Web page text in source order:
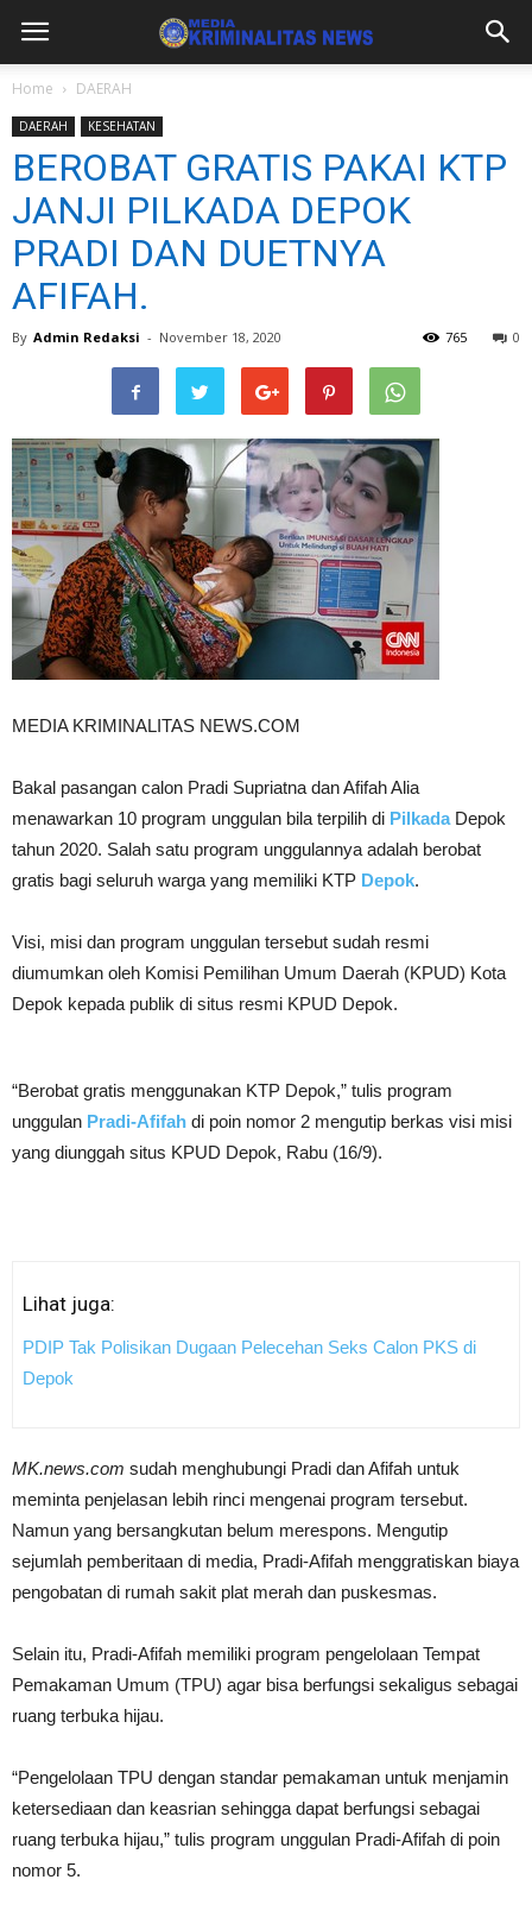
Home DAERAH
DAERAH KESEHATAN
BEROBAT GRATIS PAKAI KTP
JANJI PILKADA DEPOK
PRADI DAN DUETNYA
AFIFAH.
By Admin Redaksi - November 18, 2020 0
765
MEDIA KRIMINALITAS NEWS.COM
Bakal pasangan calon Pradi Supriatna dan Afifah Alia
menawarkan 10 program unggulan bila terpilih di Pilkada Depok
tahun 2020. Salah satu program unggulannya adalah berobat
gratis bagi seluruh warga yang memiliki KTP Depok.
Visi, misi dan program unggulan tersebut sudah resmi
diumumkan oleh Komisi Pemilihan Umum Daerah (KPUD) Kota
Depok kepada publik di situs resmi KPUD Depok.
“Berobat gratis menggunakan KTP Depok,” tulis program
unggulan Pradi-Afifah di poin nomor 2 mengutip berkas visi misi
yang diunggah situs KPUD Depok, Rabu (16/9).
Lihat juga:
PDIP Tak Polisikan Dugaan Pelecehan Seks Calon PKS di
Depok
MK.news.com sudah menghubungi Pradi dan Afifah untuk
meminta penjelasan lebih rinci mengenai program tersebut.
Namun yang bersangkutan belum merespons. Mengutip
sejumlah pemberitaan di media, Pradi-Afifah menggratiskan biaya
pengobatan di rumah sakit plat merah dan puskesmas.
Selain itu, Pradi-Afifah memiliki program pengelolaan Tempat
Pemakaman Umum (TPU) agar bisa berfungsi sekaligus sebagai
ruang terbuka hijau.
“Pengelolaan TPU dengan standar pemakaman untuk menjamin
ketersediaan dan keasrian sehingga dapat berfungsi sebagai
ruang terbuka hijau,” tulis program unggulan Pradi-Afifah di poin
nomor 5.